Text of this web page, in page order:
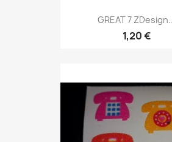
GREAT 7
1,20 €